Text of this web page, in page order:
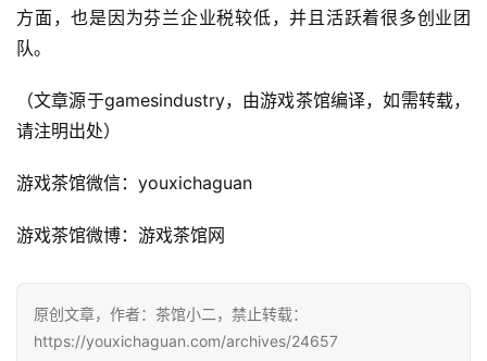
单
机
戏
闲
戏
方面，也是因为芬兰企业税较低，并且活跃着很多创业团
队。
（文章源于gamesindustry，由游戏茶馆编译，如需转载，
请注明出处）
游戏茶馆微信：youxichaguan
游戏茶馆微博：游戏茶馆网
原创文章，作者：茶馆小二，禁止转载：
https://youxichaguan.com/archives/24657